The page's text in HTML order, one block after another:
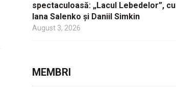
spectaculoasă: „Lacul Lebedelor”, cu
Iana Salenko și Daniil Simkin
August 3, 2026
MEMBRI